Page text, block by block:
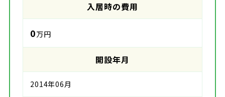
入居時の費用
0万円
開設年月
2014年06月